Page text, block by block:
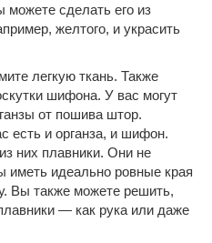
можете сделать его из
желтого, и украсить
легкую ткань. Также
шифона. У вас могут
от пошива штор.
есть и органза, и шифон.
них плавники. Они не
иметь идеально ровные края
Вы также можете решить,
— как рука или даже